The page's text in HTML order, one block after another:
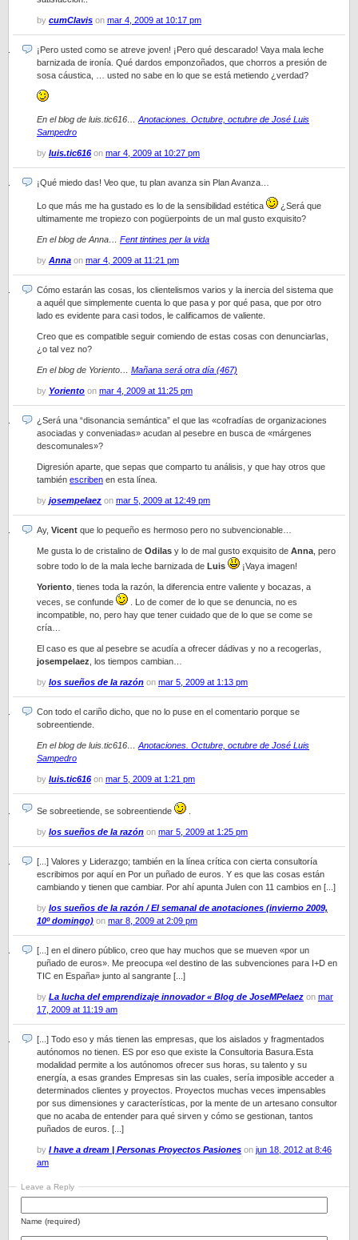
by cumClavis on mar 4, 2009 at 10:17 pm
¡Pero usted como se atreve joven! ¡Pero qué descarado! Vaya mala leche
barnizada de ironía. Qué dardos emponzoñados, que chorros a presión de
sosa cáustica, … usted no sabe en lo que se está metiendo ¿verdad?
En el blog de luis.tic616… Anotaciones. Octubre, octubre de José Luis
Sampedro
by luis.tic616 on mar 4, 2009 at 10:27 pm
¡Qué miedo das! Veo que, tu plan avanza sin Plan Avanza…
Lo que más me ha gustado es lo de la sensibilidad estética
¿Será que
ultimamente me tropiezo con pogüerpoints de un mal gusto exquisito?
En el blog de Anna… Fent tintines per la vida
by Anna on mar 4, 2009 at 11:21 pm
Cómo estarán las cosas, los clientelismos varios y la inercia del sistema que
a aquél que simplemente cuenta lo que pasa y por qué pasa, que por otro
lado es evidente para casi todos, le calificamos de valiente.
Creo que es compatible seguir comiendo de estas cosas con denunciarlas,
¿o tal vez no?
En el blog de Yoriento… Mañana será otra día (467)
by Yoriento on mar 4, 2009 at 11:25 pm
¿Será una “disonancia semántica” el que las «cofradías de organizaciones
asociadas y conveniadas» acudan al pesebre en busca de «márgenes
descomunales»?
Digresión aparte, que sepas que comparto tu análisis, y que hay otros que
también escriben en esta línea.
by josempelaez on mar 5, 2009 at 12:49 pm
Ay, Vicent que lo pequeño es hermoso pero no subvencionable…
Me gusta lo de cristalino de Odilas y lo de mal gusto exquisito de Anna , pero
sobre todo lo de la mala leche barnizada de Luis ¡Vaya imagen!
Yoriento , tienes toda la razón, la diferencia entre valiente y bocazas, a
veces, se confunde
. Lo de comer de lo que se denuncia, no es
incompatible, no, pero hay que tener cuidado que de lo que se come se
cría…
El caso es que al pesebre se acudía a ofrecer dádivas y no a recogerlas,
josempelaez , los tiempos cambian…
by los sueños de la razón on mar 5, 2009 at 1:13 pm
Con todo el cariño dicho, que no lo puse en el comentario porque se
sobreentiende.
En el blog de luis.tic616… Anotaciones. Octubre, octubre de José Luis
Sampedro
by luis.tic616 on mar 5, 2009 at 1:21 pm
Se sobreetiende, se sobreentiende
by los sueños de la razón on mar 5, 2009 at 1:25 pm
[...] Valores y Liderazgo; también en la línea crítica con cierta consultoría
escribimos por aquí en Por un puñado de euros. Y es que las cosas están
cambiando y tienen que cambiar. Por ahí apunta Julen con 11 cambios en [...]
by los sueños de la razón / El semanal de anotaciones (invierno 2009,
10º domingo) on mar 8, 2009 at 2:09 pm
[...] en el dinero público, creo que hay muchos que se mueven «por un
puñado de euros». Me preocupa «el destino de las subvenciones para I+D en
TIC en España» junto al sangrante [...]
by La lucha del emprendizaje innovador « Blog de JoseMPelaez on mar
17, 2009 at 11:19 am
[...] Todo eso y más tienen las empresas, que los aislados y fragmentados
autónomos no tienen. ES por eso que existe la Consultoria Basura.Esta
modalidad permite a los autónomos ofrecer sus horas, su talento y su
energía, a esas grandes Empresas sin las cuales, sería imposible acceder a
determinados clientes y proyectos. Proyectos muchas veces impensables
por sus dimensiones y características, por la mente de un artesano consultor
que no acaba de entender para qué sirven y cómo se gestionan, tantos
puñados de euros. [...]
by I have a dream | Personas Proyectos Pasiones on jun 18, 2012 at 8:46
am
Leave a Reply
Name (required)